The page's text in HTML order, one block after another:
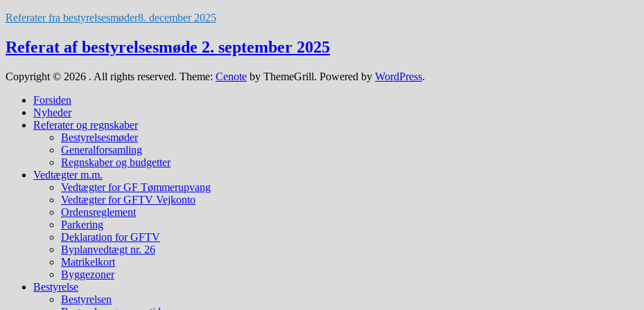
Referater fra bestyrelsesmøder8. december 2025
Referat af bestyrelsesmøde 2. september 2025
Copyright © 2026 . All rights reserved. Theme: Cenote by ThemeGrill. Powered by WordPress.
Forsiden
Nyheder
Referater og regnskaber
Bestyrelsesmøder
Generalforsamling
Regnskaber og budgetter
Vedtægter m.m.
Vedtægter for GF Tømmerupvang
Vedtægter for GFTV Vejkonto
Ordensreglement
Parkering
Deklaration for GFTV
Byplanvedtægt nr. 26
Matrikelkort
Byggezoner
Bestyrelse
Bestyrelsen